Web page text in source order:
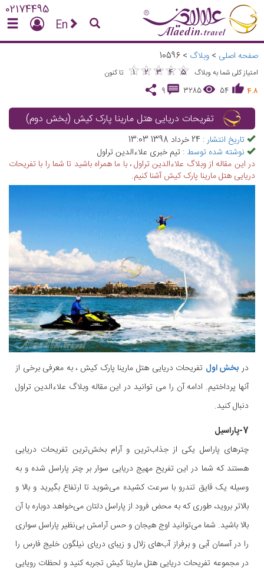
02174495
En
صفحه اصلی > وبلاگ >
10596
امتیاز کلی شما به وبلاگ ★
1 ★
2 ★
3 ★
4 ★
5
★★★★★
تا کنون
4.8
54
3285
9
تفریحات دریایی هتل مارینا پارک کیش (بخش دوم)
تاریخ انتشار : 24 خرداد 1398 13:03
نوشته شده توسط : تیم خبری علاءالدین تراول
در این مقاله از وبلاگ علاءالدین تراول ، با ما همراه باشید تا شما را با تفریحات
دریایی هتل مارینا پارک کیش آشنا کنیم.
در بخش اول تفریحات دریایی هتل مارینا پارک کیش ، به معرفی برخی از
آنها پرداختیم. ادامه آن را می توانید در این مقاله وبلاگ علاءالدین تراول
دنبال کنید.
7-پاراسیل
چترهای پاراسل یکی از جذاب‌ترین و آرام‌ بخش‌ترین تفریحات دریایی
هستند که شما در این تفریح مهیج دریایی سوار بر چتر پاراسل شده و به
وسیله یک قایق تندرو با سرعت کشیده می‌شوید تا ارتفاع بگیرید و بالا و
بالاتر بروید، طوری که به محض فرود از پاراسل دلتان می‌خواهد دوباره با آن
بالا باشید. شما می‌توانید اوج هیجان و حس آرامش بی‌نظیر پاراسل سواری
را در آسمان آبی و برفراز آب‌های زلال و زیبای دریای نیلگون خلیج فارس را
در مجموعه تفریحات دریایی هتل مارینا کیش تجربه کنید و لحظات رویایی